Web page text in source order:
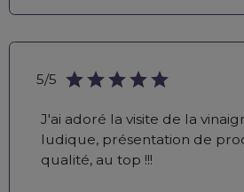
5/5 starstarstarstarstar
J'ai adoré la visite de la
ludique, présentation de
qualité, au top !!!